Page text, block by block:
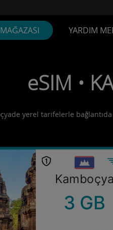
YARDIM
eSIM •
yerel tarifelerle
Kamboçya
3 GB